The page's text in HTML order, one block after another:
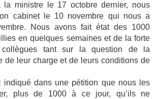
ministre le 17 octobre dernier, nous
cabinet le 10 novembre qui nous a
Nous avons fait état des 1000
en quelques semaines et de la forte
tant sur la question de la
de leur charge et de leurs conditions de
indiqué dans une pétition que nous les
plus de 1000 à ce jour, qu’ils ne